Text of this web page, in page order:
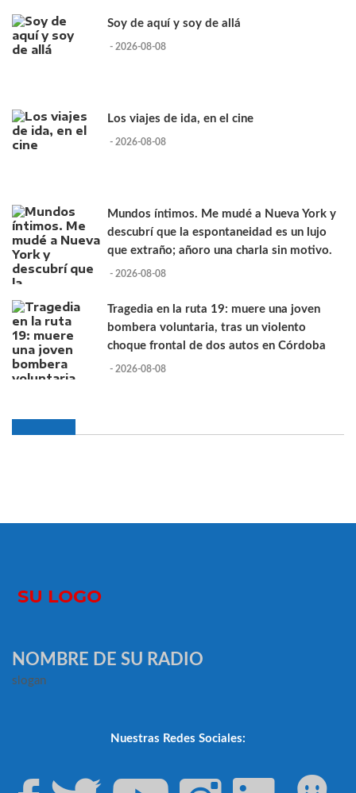
Soy de aquí y soy de allá
- 2026-08-08
Los viajes de ida, en el cine
- 2026-08-08
Mundos íntimos. Me mudé a Nueva York y
descubrí que la espontaneidad es un lujo
que extraño; añoro una charla sin motivo.
- 2026-08-08
Tragedia en la ruta 19: muere una joven
bombera voluntaria, tras un violento
choque frontal de dos autos en Córdoba
- 2026-08-08
NOMBRE DE SU RADIO
slogan
Nuestras Redes Sociales: